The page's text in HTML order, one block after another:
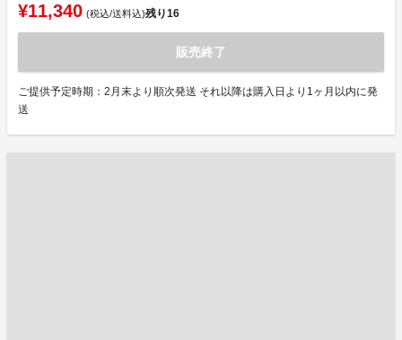
¥11,340 (税込/送料込)残り16
販売終了
ご提供予定時期：2月末より順次発送 それ以降は購入日より1ヶ月以内に発
送